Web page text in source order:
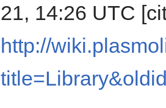
21, 14:26 UTC
http://